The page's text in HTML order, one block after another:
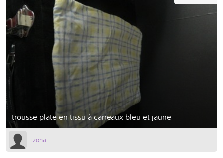
trousse plate en tissu à carreaux bleu et jaune
izoha